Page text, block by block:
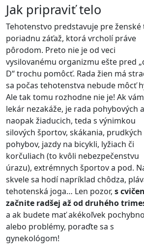
Jak pripraviť telo
Tehotenstvo predstavuje pre ženské
poriadnu záťaž, ktorá vrcholí práve
pôrodom. Preto nie je od veci
vysilovanému organizmu ešte pred
D“ trochu pomôcť. Rada žien má
sa počas tehotenstva nebude môcť
Ale tak tomu rozhodne nie je! Ak
lekár nezakáže, je rada pohybových
naopak žiaducich, teda s výnimkou
silových športov, skákania, prudkých
pohybov, jazdy na bicykli, lyžiach či
korčuliach (to kvôli nebezpečenstvu
úrazu), extrémnych športov a pod.
skvele sa hodí napríklad chôdza,
tehotenská joga… Len pozor, s
začnite radšej až od druhého
a ak budete mať akékoľvek
alebo problémy, poraďte sa s
gynekológom!